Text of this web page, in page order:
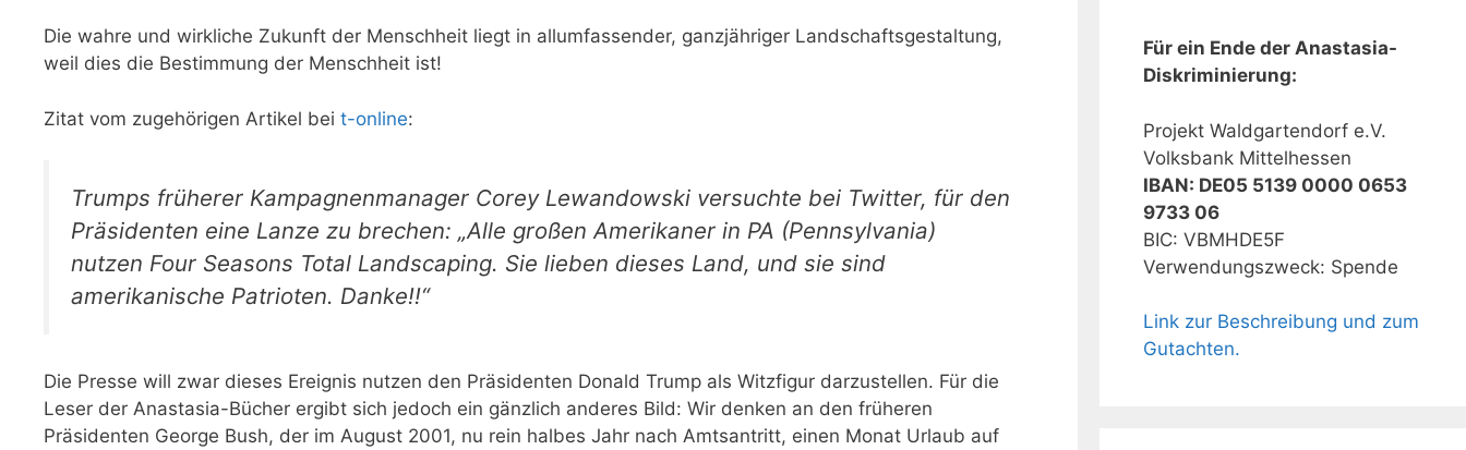
Die wahre und wirkliche Zukunft der Menschheit liegt in allumfassender, ganzjähriger Landschaftsgestaltung,
weil dies die Bestimmung der Menschheit ist!
Zitat vom zugehörigen Artikel bei t-online:
Trumps früherer Kampagnenmanager Corey Lewandowski versuchte bei Twitter, für den
Präsidenten eine Lanze zu brechen: „Alle großen Amerikaner in PA (Pennsylvania)
nutzen Four Seasons Total Landscaping. Sie lieben dieses Land, und sie sind
amerikanische Patrioten. Danke!!“
Die Presse will zwar dieses Ereignis nutzen den Präsidenten Donald Trump als Witzfigur darzustellen. Für die
Leser der Anastasia-Bücher ergibt sich jedoch ein gänzlich anderes Bild: Wir denken an den früheren
Präsidenten George Bush, der im August 2001, nu rein halbes Jahr nach Amtsantritt, einen Monat Urlaub auf
Für ein Ende der Anastasia-
Diskriminierung:
Projekt Waldgartendorf e.V.
Volksbank Mittelhessen
IBAN: DE05 5139 0000 0653
9733 06
BIC: VBMHDE5F
Verwendungszweck: Spende
Link zur Beschreibung und zum
Gutachten.